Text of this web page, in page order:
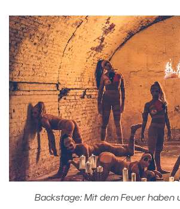
Backstage: Mit dem Feuer haben